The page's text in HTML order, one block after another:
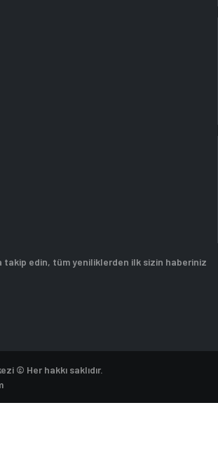
takip edin, tüm yeniliklerden ilk sizin haberiniz
© Her hakkı saklıdır.